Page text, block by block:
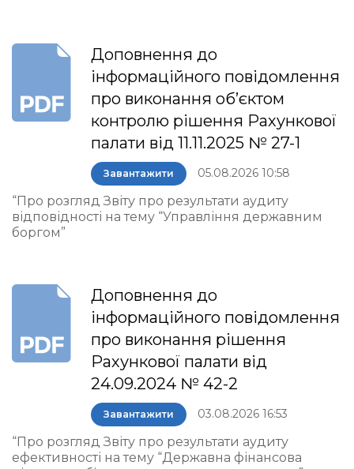
Доповнення до
інформаційного повідомлення
про виконання об’єктом
контролю рішення Рахункової
палати від 11.11.2025 № 27-1
Завантажити 05.08.2026 10:58
“Про розгляд Звіту про результати аудиту
відповідності на тему “Управління державним
боргом”
Доповнення до
інформаційного повідомлення
про виконання рішення
Рахункової палати від
24.09.2024 № 42-2
Завантажити 03.08.2026 16:53
“Про розгляд Звіту про результати аудиту
ефективності на тему “Державна фінансова